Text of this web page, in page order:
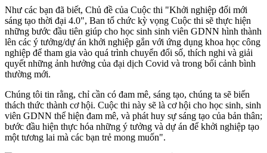
Như các bạn đã biết, Chủ đề của Cuộc thi "Khởi nghiệp đổi mới
sáng tạo thời đại 4.0", Ban tổ chức kỳ vọng Cuộc thi sẽ thực hiện
những bước đầu tiên giúp cho học sinh sinh viên GDNN hình thành
lên các ý tưởng/dự án khởi nghiệp gắn với ứng dụng khoa học công
nghiệp để tham gia vào quá trình chuyển đổi số, thích nghi và giải
quyết những ảnh hưởng của đại dịch Covid và trong bối cảnh bình
thường mới.
Chúng tôi tin rằng, chỉ cần có đam mê, sáng tạo, chúng ta sẽ biến
thách thức thành cơ hội. Cuộc thi này sẽ là cơ hội cho học sinh, sinh
viên GDNN thể hiện đam mê, và phát huy sự sáng tạo của bản thân;
bước đầu hiện thực hóa những ý tưởng và dự án để khởi nghiệp tạo
một tương lai mà các bạn trẻ mong muốn".